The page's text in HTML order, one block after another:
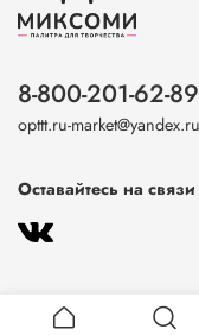
8-800-201-62-89
opttt.ru-market@yandex.ru
Оставайтесь на связи